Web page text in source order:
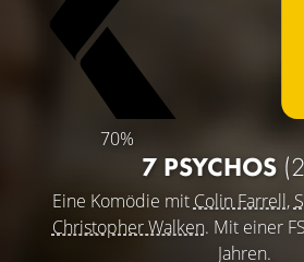
70%
7 PSYCHOS
Eine Komödie mit Colin Farrell,
Christopher Walken. Mit einer
Jahren.